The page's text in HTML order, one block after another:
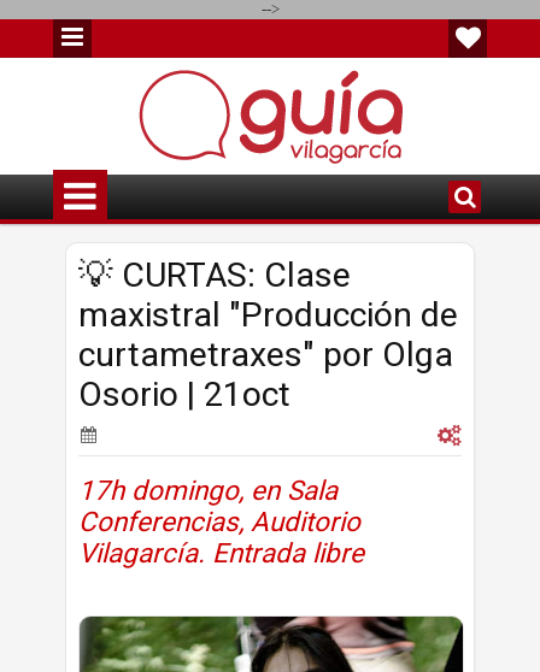
-->
💡 CURTAS: Clase
maxistral "Producción de
curtametraxes" por Olga
Osorio | 21oct
17h domingo, en Sala
Conferencias, Auditorio
Vilagarcía. Entrada libre